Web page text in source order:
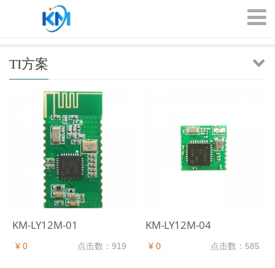
TI方案
KM-LY12M-01
点击数：919
¥ 0
KM-LY12M-04
点击数：585
¥ 0